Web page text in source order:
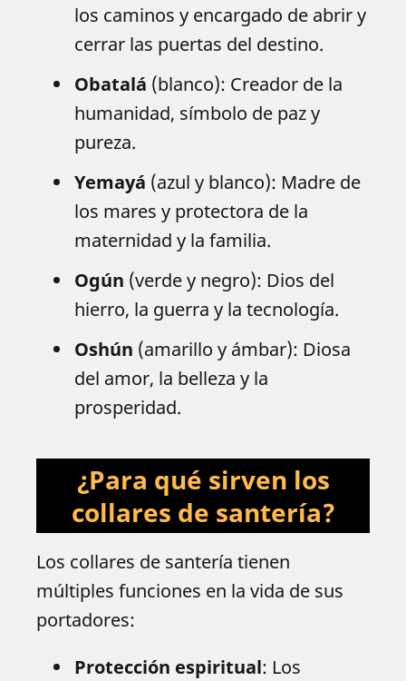
los caminos y encargado de abrir y
cerrar las puertas del destino.
Obatalá (blanco): Creador de la
humanidad, símbolo de paz y
pureza.
Yemayá (azul y blanco): Madre de
los mares y protectora de la
maternidad y la familia.
Ogún (verde y negro): Dios del
hierro, la guerra y la tecnología.
Oshún (amarillo y ámbar): Diosa
del amor, la belleza y la
prosperidad.
¿Para qué sirven los
collares de santería?
Los collares de santería tienen
múltiples funciones en la vida de sus
portadores:
Protección espiritual: Los